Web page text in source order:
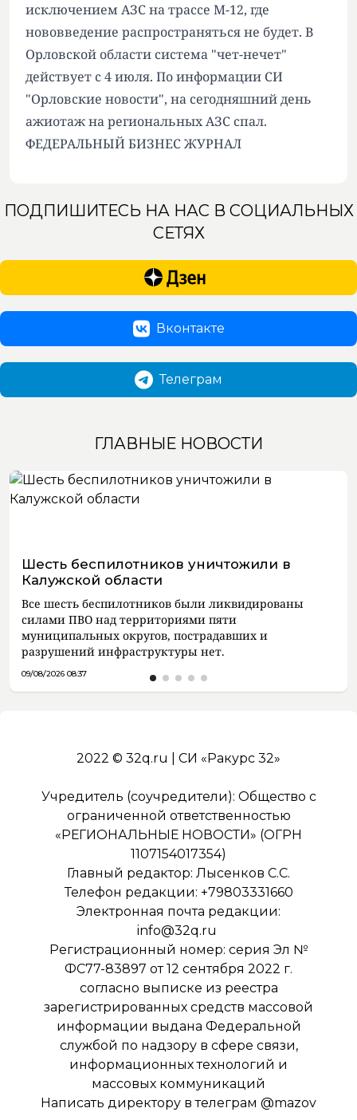
исключением АЗС на трассе М-12, где
нововведение распространяться не будет. В
Орловской области система "чет-нечет"
действует с 4 июля. По информации СИ
"Орловские новости", на сегодняшний день
ажиотаж на региональных АЗС спал.
ФЕДЕРАЛЬНЫЙ БИЗНЕС ЖУРНАЛ
ПОДПИШИТЕСЬ НА НАС В СОЦИАЛЬНЫХ
СЕТЯХ
Вконтакте
Телеграм
ГЛАВНЫЕ НОВОСТИ
Шесть беспилотников уничтожили в
Калужской области
Все шесть беспилотников были ликвидированы
силами ПВО над территориями пяти
муниципальных округов, пострадавших и
разрушений инфраструктуры нет.
09/08/2026 08:37
2022 © 32q.ru | СИ «Ракурс 32»
Учредитель (соучредители): Общество с
ограниченной ответственностью
«РЕГИОНАЛЬНЫЕ НОВОСТИ» (ОГРН
1107154017354)
Главный редактор: Лысенков С.С.
Телефон редакции: +79803331660
Электронная почта редакции:
info@32q.ru
Регистрационный номер: серия Эл №
ФС77-83897 от 12 сентября 2022 г.
согласно выписке из реестра
зарегистрированных средств массовой
информации выдана Федеральной
службой по надзору в сфере связи,
информационных технологий и
массовых коммуникаций
Написать директору в телеграм @mazov